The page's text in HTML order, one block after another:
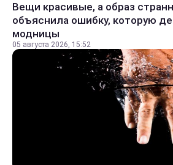
Вещи красивые, а образ
объяснила ошибку, которую
модницы
05 августа 2026, 15:52